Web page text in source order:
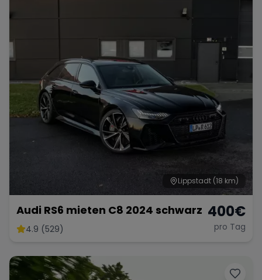
Lippstadt (18 km)
Audi RS6 mieten C8 2024 schwarz
4.9 (529)
400€
pro Tag